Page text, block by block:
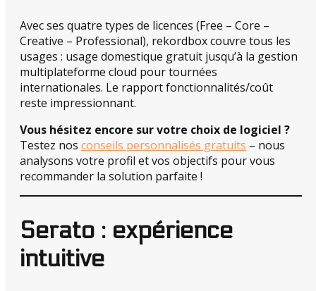
Avec ses quatre types de licences (Free – Core –
Creative – Professional), rekordbox couvre tous les
usages : usage domestique gratuit jusqu’à la gestion
multiplateforme cloud pour tournées
internationales. Le rapport fonctionnalités/coût
reste impressionnant.
Vous hésitez encore sur votre choix de logiciel ?
Testez nos conseils personnalisés gratuits – nous
analysons votre profil et vos objectifs pour vous
recommander la solution parfaite !
Serato : expérience
intuitive